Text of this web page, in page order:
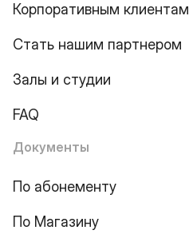
Корпоративным клиентам
Стать нашим партнером
Залы и студии
FAQ
Документы
По абонементу
По Магазину